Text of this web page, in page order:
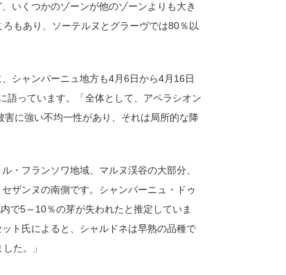
いくつかのゾーンが他のゾーンよりも大き
もあり、ソーテルヌとグラーヴでは80％以
シャンパーニュ地方も4月6日から4月16日
語っています。「全体として、アペラシオン
に強い不均一性があり、それは局所的な降
・フランソワ地域、マルヌ渓谷の大部分、
ザンヌの南側です。シャンパーニュ・ドゥ
で5～10％の芽が失われたと推定していま
ト氏によると、シャルドネは早熟の品種で
た。」